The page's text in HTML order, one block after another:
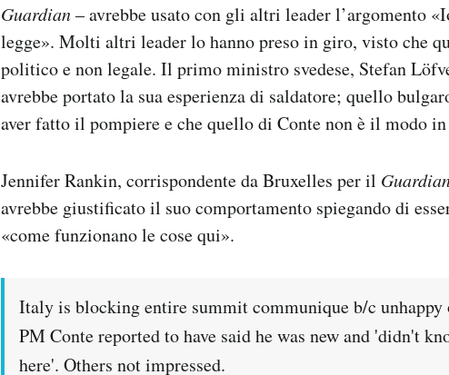
Guardian– avrebbe usato con gli altri leader l’argomento
legge». Molti altri leader lo hanno preso in giro, visto che
politico e non legale. Il primo ministro svedese, Stefan
avrebbe portato la sua esperienza di saldatore; quello
aver fatto il pompiere e che quello di Conte non è il modo
Jennifer Rankin, corrispondente da Bruxelles per il
avrebbe giustificato il suo comportamento spiegando di
«come funzionano le cose qui».
Italy is blocking entire summit communique b/c
PM Conte reported to have said he was new and 'didn't
here'. Others not impressed.